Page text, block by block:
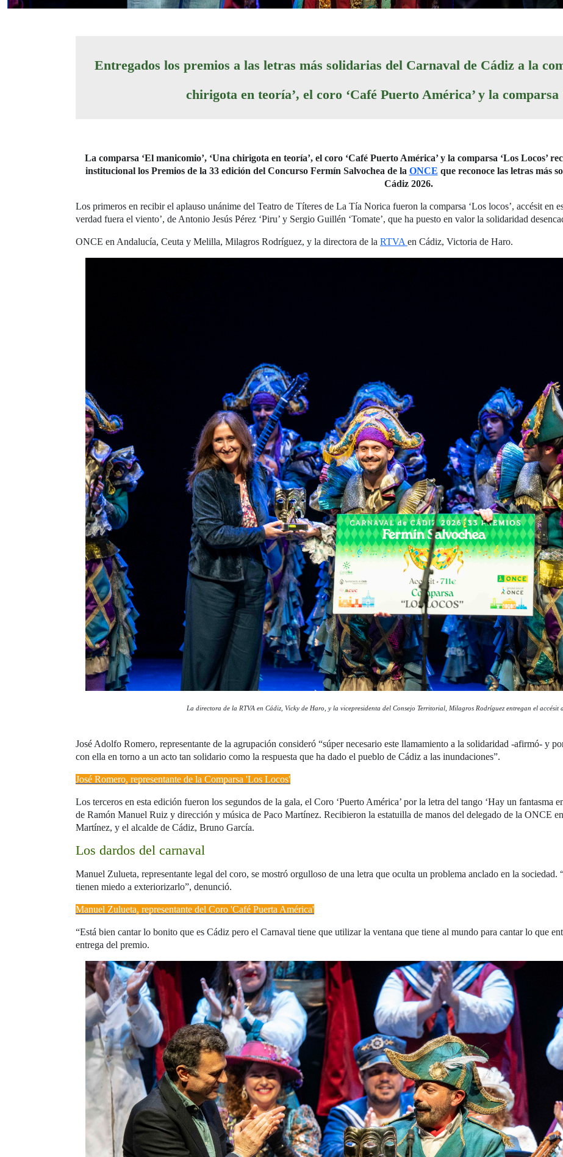
Entregados los premios a las letras más solidarias del Carnaval de Cádiz a la
chirigota en teoría’, el coro ‘Café Puerto América’ y la comparsa
La comparsa ‘El manicomio’, ‘Una chirigota en teoría’, el coro ‘Café Puerto América’ y la comparsa ‘Los Locos’
institucional los Premios de la 33 edición del Concurso Fermín Salvochea de la ONCE que reconoce las letras más
Cádiz 2026.
Los primeros en recibir el aplauso unánime del Teatro de Títeres de La Tía Norica fueron la comparsa ‘Los locos’, accésit en
verdad fuera el viento’, de Antonio Jesús Pérez ‘Piru’ y Sergio Guillén ‘Tomate’, que ha puesto en valor la solidaridad
ONCE en Andalucía, Ceuta y Melilla, Milagros Rodríguez, y la directora de la RTVA en Cádiz, Victoria de Haro.
La directora de la RTVA en Cádiz, Vicky de Haro, y la vicepresidenta del Consejo Territorial, Milagros Rodríguez entregan el accésit
José Adolfo Romero, representante de la agrupación consideró “súper necesario este llamamiento a la solidaridad -afirmó- y
con ella en torno a un acto tan solidario como la respuesta que ha dado el pueblo de Cádiz a las inundaciones”.
José Romero, representante de la Comparsa 'Los Locos'
Los terceros en esta edición fueron los segundos de la gala, el Coro ‘Puerto América’ por la letra del tango ‘Hay un fantasma
de Ramón Manuel Ruiz y dirección y música de Paco Martínez. Recibieron la estatuilla de manos del delegado de la ONCE
Martínez, y el alcalde de Cádiz, Bruno García.
Los dardos del carnaval
Manuel Zulueta, representante legal del coro, se mostró orgulloso de una letra que oculta un problema anclado en la sociedad.
tienen miedo a exteriorizarlo”, denunció.
Manuel Zulueta, representante del Coro 'Café Puerta América'
“Está bien cantar lo bonito que es Cádiz pero el Carnaval tiene que utilizar la ventana que tiene al mundo para cantar lo que
entrega del premio.